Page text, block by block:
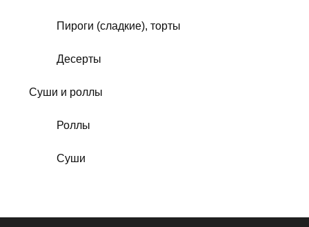
Пироги (сладкие), торты
Десерты
Суши и роллы
Роллы
Суши